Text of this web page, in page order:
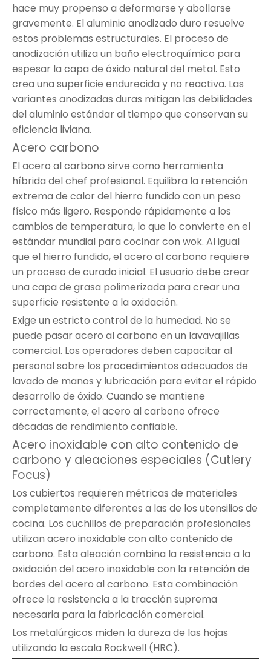
hace muy propenso a deformarse y abollarse
gravemente. El aluminio anodizado duro resuelve
estos problemas estructurales. El proceso de
anodización utiliza un baño electroquímico para
espesar la capa de óxido natural del metal. Esto
crea una superficie endurecida y no reactiva. Las
variantes anodizadas duras mitigan las debilidades
del aluminio estándar al tiempo que conservan su
eficiencia liviana.
Acero carbono
El acero al carbono sirve como herramienta
híbrida del chef profesional. Equilibra la retención
extrema de calor del hierro fundido con un peso
físico más ligero. Responde rápidamente a los
cambios de temperatura, lo que lo convierte en el
estándar mundial para cocinar con wok. Al igual
que el hierro fundido, el acero al carbono requiere
un proceso de curado inicial. El usuario debe crear
una capa de grasa polimerizada para crear una
superficie resistente a la oxidación.
Exige un estricto control de la humedad. No se
puede pasar acero al carbono en un lavavajillas
comercial. Los operadores deben capacitar al
personal sobre los procedimientos adecuados de
lavado de manos y lubricación para evitar el rápido
desarrollo de óxido. Cuando se mantiene
correctamente, el acero al carbono ofrece
décadas de rendimiento confiable.
Acero inoxidable con alto contenido de
carbono y aleaciones especiales (Cutlery
Focus)
Los cubiertos requieren métricas de materiales
completamente diferentes a las de los utensilios de
cocina. Los cuchillos de preparación profesionales
utilizan acero inoxidable con alto contenido de
carbono. Esta aleación combina la resistencia a la
oxidación del acero inoxidable con la retención de
bordes del acero al carbono. Esta combinación
ofrece la resistencia a la tracción suprema
necesaria para la fabricación comercial.
Los metalúrgicos miden la dureza de las hojas
utilizando la escala Rockwell (HRC).